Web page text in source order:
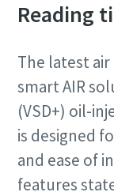
Soluciones
Reading
The latest air
smart AIR
(VSD+) oil-
is designed
and ease of
features